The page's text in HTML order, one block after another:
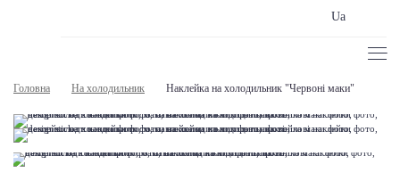
Ua
Головна На холодильник Наклейка на холодильник "Червоні маки"